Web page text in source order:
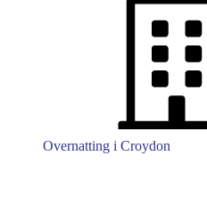
Overnatting i Croydon